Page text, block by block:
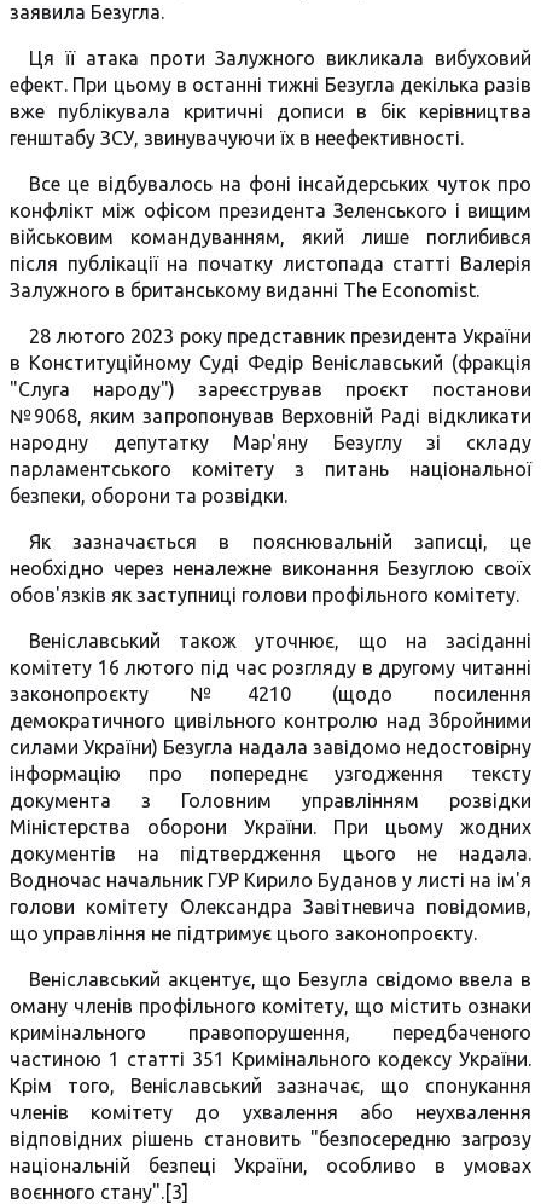
заявила Безугла.
Ця її атака проти Залужного викликала вибуховий
ефект. При цьому в останні тижні Безугла декілька разів
вже публікувала критичні дописи в бік керівництва
генштабу ЗСУ, звинувачуючи їх в неефективності.
Все це відбувалось на фоні інсайдерських чуток про
конфлікт між офісом президента Зеленського і вищим
військовим командуванням, який лише поглибився
після публікації на початку листопада статті Валерія
Залужного в британському виданні The Economist.
28 лютого 2023 року представник президента України
в Конституційному Суді Федір Веніславський (фракція
"Слуга народу") зареєстрував проєкт постанови
№9068, яким запропонував Верховній Раді відкликати
народну депутатку Мар'яну Безуглу зі складу
парламентського комітету з питань національної
безпеки, оборони та розвідки.
Як зазначається в пояснювальній записці, це
необхідно через неналежне виконання Безуглою своїх
обов'язків як заступниці голови профільного комітету.
Веніславський також уточнює, що на засіданні
комітету 16 лютого під час розгляду в другому читанні
законопроєкту №4210 (щодо посилення
демократичного цивільного контролю над Збройними
силами України) Безугла надала завідомо недостовірну
інформацію про попереднє узгодження тексту
документа з Головним управлінням розвідки
Міністерства оборони України. При цьому жодних
документів на підтвердження цього не надала.
Водночас начальник ГУР Кирило Буданов у листі на ім'я
голови комітету Олександра Завітневича повідомив,
що управління не підтримує цього законопроєкту.
Веніславський акцентує, що Безугла свідомо ввела в
оману членів профільного комітету, що містить ознаки
кримінального правопорушення, передбаченого
частиною 1 статті 351 Кримінального кодексу України.
Крім того, Веніславський зазначає, що спонукання
членів комітету до ухвалення або неухвалення
відповідних рішень становить "безпосередню загрозу
національній безпеці України, особливо в умовах
воєнного стану".[3]